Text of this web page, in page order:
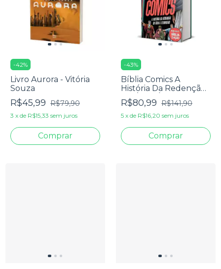
-42%
Livro Aurora - Vitória
Souza
R$45,99 R$79,90
3 x de R$15,33 sem juros
-43%
Bíblia Comics A
História Da Redenção
Do Éden À Eternidade
Preta
R$80,99 R$141,90
5 x de R$16,20 sem juros